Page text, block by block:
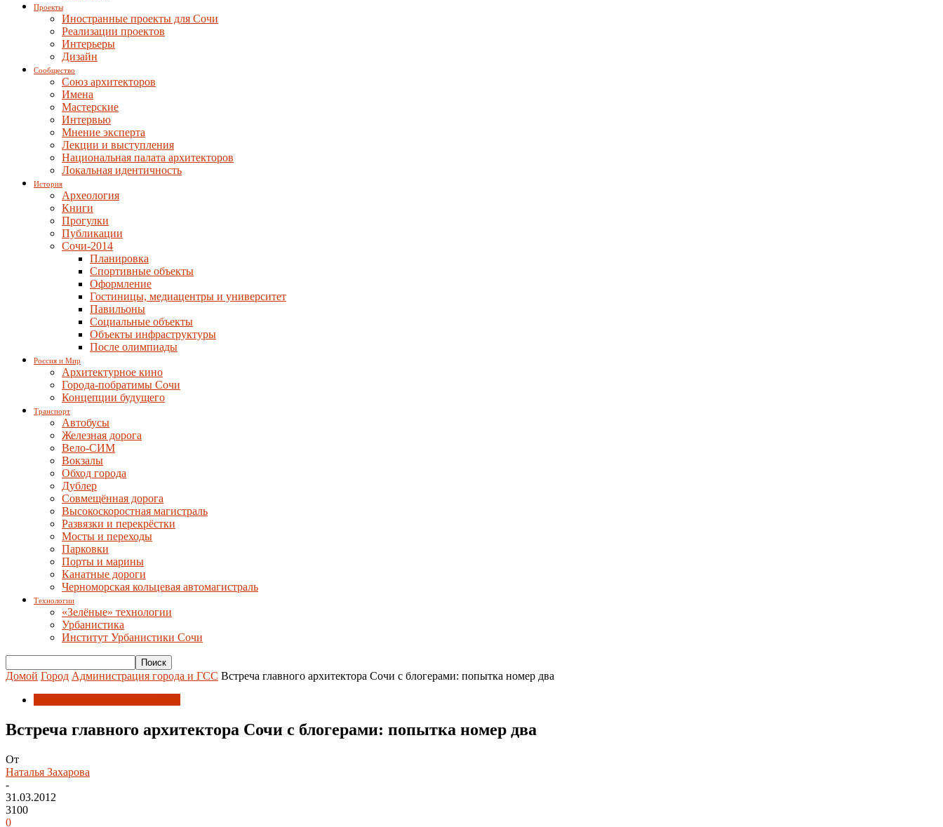
Проекты
Иностранные проекты для Сочи
Реализации проектов
Интерьеры
Дизайн
Сообщество
Союз архитекторов
Имена
Мастерские
Интервью
Мнение эксперта
Лекции и выступления
Национальная палата архитекторов
Локальная идентичность
История
Археология
Книги
Прогулки
Публикации
Сочи-2014
Планировка
Спортивные объекты
Оформление
Гостиницы, медиацентры и университет
Павильоны
Социальные объекты
Объекты инфраструктуры
После олимпиады
Россия и Мир
Архитектурное кино
Города-побратимы Сочи
Концепции будущего
Транспорт
Автобусы
Железная дорога
Вело-СИМ
Вокзалы
Обход города
Дублер
Совмещённая дорога
Высокоскоростная магистраль
Развязки и перекрёстки
Мосты и переходы
Парковки
Порты и марины
Канатные дороги
Черноморская кольцевая автомагистраль
Технологии
«Зелёные» технологии
Урбанистика
Институт Урбанистики Сочи
Домой Город Администрация города и ГСС Встреча главного архитектора Сочи с блогерами: попытка номер два
Встреча главного архитектора Сочи с блогерами: попытка номер два
От
Наталья Захарова
-
31.03.2012
3100
0